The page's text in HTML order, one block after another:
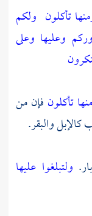
تأكلون ولكم
وعليها وعلى
تأكلون فإن من
والبقر.
ولتبلغوا عليها